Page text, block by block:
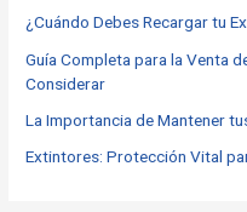
o
r
:
¿Cuándo Debes Recargar tu
Guía Completa para la Venta
Considerar
La Importancia de Mantener
Extintores: Protección Vital